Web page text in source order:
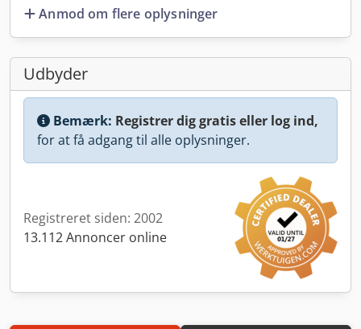
Anmod om flere oplysninger
Udbyder
Bemærk: Registrer dig gratis eller log ind,
for at få adgang til alle oplysninger.
Registreret siden: 2002
13.112 Annoncer online